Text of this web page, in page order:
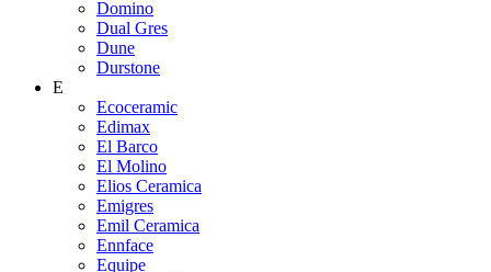
Domino
Dual Gres
Dune
Durstone
E
Ecoceramic
Edimax
El Barco
El Molino
Elios Ceramica
Emigres
Emil Ceramica
Ennface
Equipe